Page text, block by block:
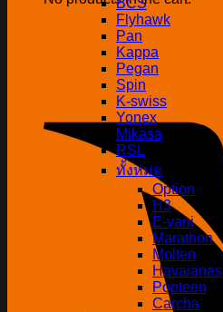
BCS
Flyhawk
Pan
Kappa
Pegan
Spin
K-swiss
Yonex
Mikasa
RSL
ทั้งหมด
Option
H3
E-vani
Marathon
Molten
Havaianas
Popteen
Carcha